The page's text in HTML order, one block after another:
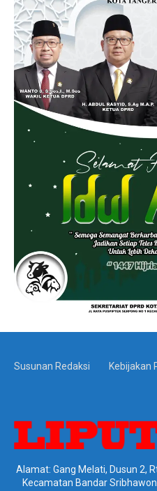
Susunan Redaksi Kebijakan
Alamat: Gang Melati, Dusun 2,
Kecamatan Bandar